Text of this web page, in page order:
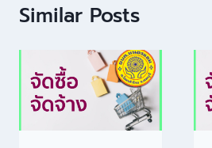
Similar Posts